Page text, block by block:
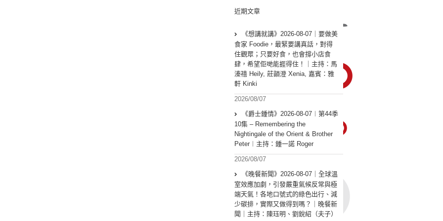
近期文章
《想講就講》2026-08-07｜要做美
食家 Foodie，最緊要講真話，對得
住觀眾；只要好食，也會撐小店食
肆，希望佢哋能捱得住！｜主持：馬
溱禧 Heily, 莊韻澄 Xenia, 嘉賓：雅
軒 Kinki
2026/08/07
《爵士鍾情》2026-08-07︱第44季
10集 – Remembering the
Nightingale of the Orient & Brother
Peter︱主持：鍾一諾 Roger
2026/08/07
《晚餐新聞》2026-08-07｜全球溫
室效應加劇，引發嚴重氣候反常與極
端天氣！各地口號式的綠色出行、減
少碳排，實際又做得到嗎？｜晚餐新
聞｜主持：陳珏明、劉銳紹（夫子）